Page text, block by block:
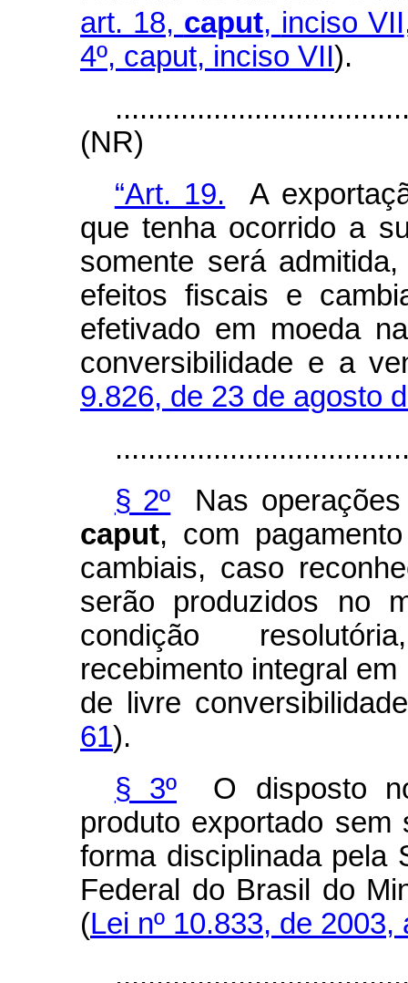
art. 18, caput, inciso VII
4º, caput, inciso VII).
(NR)
“Art. 19. A
que tenha ocorrido a
somente será
efeitos fiscais e
efetivado em moeda
conversibilidade e a
9.826, de 23 de agosto
§ 2º Nas
caput, com
cambiais, caso
serão produzidos no
condição
recebimento integral
de livre
61).
§ 3º O disposto
produto exportado
forma disciplinada pela
Federal do Brasil do
(Lei nº 10.833, de